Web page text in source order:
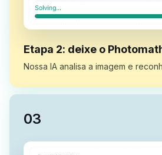
Etapa 2: deixe o
Nossa IA analisa a imagem e
03